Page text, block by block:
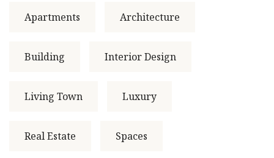
Apartments Architecture
Building Interior Design
Living Town Luxury
Real Estate Spaces